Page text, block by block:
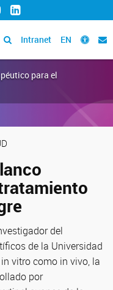
LinkedIn
Intranet EN
para el
del
de la Universidad
vitro como in vivo, la
por